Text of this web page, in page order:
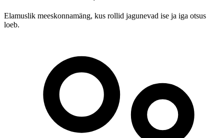
Elamuslik meeskonnamäng, kus rollid jagunevad ise ja iga otsus
loeb.